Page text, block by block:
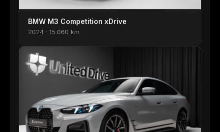
BMW M3 Competition xDrive
2024 · 15.060 km